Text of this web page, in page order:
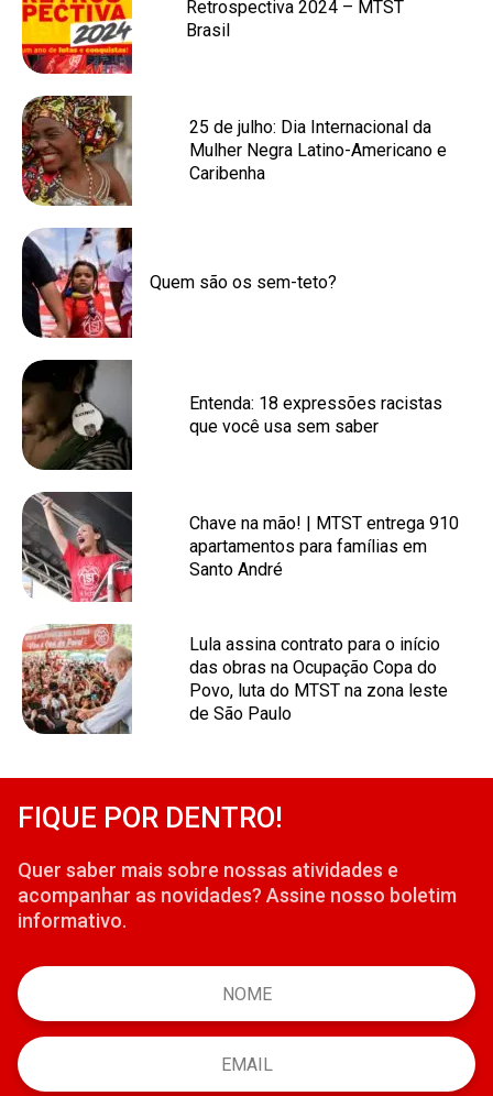
Retrospectiva 2024 – MTST
Brasil
25 de julho: Dia Internacional da
Mulher Negra Latino-Americano e
Caribenha
Quem são os sem-teto?
Entenda: 18 expressões racistas
que você usa sem saber
Chave na mão! | MTST entrega 910
apartamentos para famílias em
Santo André
Lula assina contrato para o início
das obras na Ocupação Copa do
Povo, luta do MTST na zona leste
de São Paulo
FIQUE POR DENTRO!
Quer saber mais sobre nossas atividades e
acompanhar as novidades? Assine nosso boletim
informativo.